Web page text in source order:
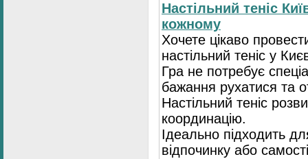
Настільний теніс
кожному
Хочете цікаво
настільний теніс у
Гра не потребує
бажання рухатися та
Настільний теніс
координацію.
Ідеально підходить
відпочинку або